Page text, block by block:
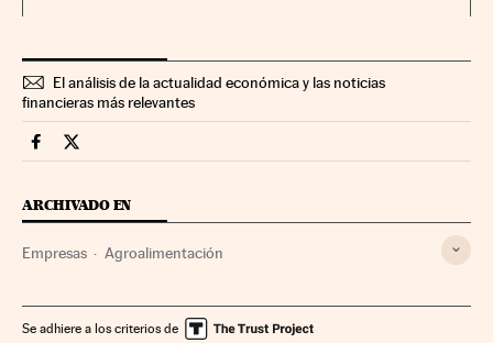
El análisis de la actualidad económica y las noticias
financieras más relevantes
Companias Cinco Días en Facebook
Companias Cinco Días en Twitter
ARCHIVADO EN
Empresas Agroalimentación
Se adhiere a los criterios de